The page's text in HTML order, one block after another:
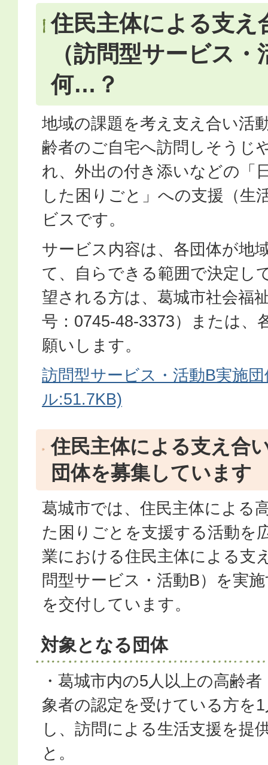
住民主体による支え
（訪問型サービス
何…？
地域の課題を考え支え合い活
齢者のご自宅へ訪問しそうじ
れ、外出の付き添いなどの「
した困りごと」への支援（生
ビスです。
サービス内容は、各団体が地
て、自らできる範囲で決定し
望される方は、葛城市社会福
号：0745-48-3373）または、
願いします。
訪問型サービス・活動B実施
ル:51.7KB)
住民主体による支え合
団体を募集しています
葛城市では、住民主体による
た困りごとを支援する活動を
業における住民主体による支
問型サービス・活動B）を実
を交付しています。
対象となる団体
・葛城市内の5人以上の高齢
象者の認定を受けている方を
し、訪問による生活支援を提
と。